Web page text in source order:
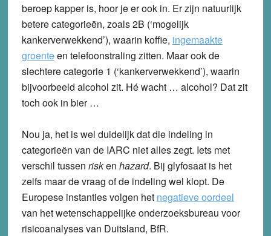
beroep kapper is, hoor je er ook in. Er zijn natuurlijk
betere categorieën, zoals 2B (‘mogelijk
kankerverwekkend’), waarin koffie, ingemaakte
groenteen telefoonstraling zitten. Maar ook de
slechtere categorie 1 (‘kankerverwekkend’), waarin
bijvoorbeeld alcohol zit. Hé wacht … alcohol? Dat zit
toch ook in bier …
Nou ja, het is wel duidelijk dat die indeling in
categorieën van de IARC niet alles zegt. Iets met
verschil tussen risken hazard. Bij glyfosaat is het
zelfs maar de vraag of de indeling wel klopt. De
Europese instanties volgen het negatieve oordeel
van het wetenschappelijke onderzoeksbureau voor
risicoanalyses van Duitsland, BfR.